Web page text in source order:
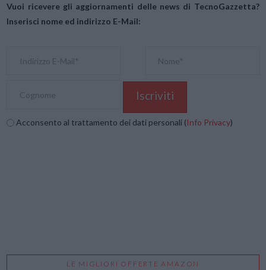
Vuoi ricevere gli aggiornamenti delle news di TecnoGazzetta?
Inserisci nome ed indirizzo E-Mail:
Acconsento al trattamento dei dati personali (Info Privacy)
LE MIGLIORI OFFERTE AMAZON